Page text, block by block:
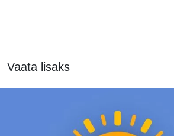
Vaata lisaks